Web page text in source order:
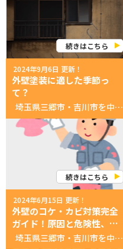
続きはこちら
2024年9月6日 更新！
外壁塗装に適した季節っ
て？
埼玉県三郷市・吉川市を中心に活動中！ 創業３０年 塗装に没頭する会社！ 外壁屋根塗装 専門店いのペン こんにちは、いのぺんです。 今回は、たまにご質問いただくことのある 「外壁塗装に適した季節ってありますか？」についてお答えします。 一般的に外壁塗装に最も適した季節は「春（3月～5月頃）」と「秋（9月～11月頃）」といわれています。 ※ただし、地域によって適した時期が異なることがあるため、地元の業者と相談のうえ工事時期を決めるがおススメです。 これらの季節は気温と湿度が適度で天候も安定しているため、塗装作業が順調に進みやすく、美しい仕上がりが期待できるためです。 もちろん、それ以外の季節（夏や冬）でも十分に外壁塗装は行えますので、下記の季節ごとのメリット・デメリットなどを参考に工事時期を計画していただければと思います。 春（3月～5月頃） メリット: 気温が安定している: 春は気温が10～20℃と安定しており、塗料の乾燥に適しています。 湿度が低い: 梅雨前の時期は湿度が低く、塗料が早く乾きやすいです。 天候が安定している: 晴天の日が多く、天候が安定しているため、塗装作業が順調に進みやすいです。 デメリット: 花粉: 花粉の飛散が多い時期であり、塗装面に花粉が付着する可能性があります。花粉が気になる場合は、花粉シーズンを避けることも考慮しましょう。 秋（9月～11月頃） メリット: 気温が適温: 秋は気温が15～25℃と、塗料の乾燥に最適な気温です。 湿度が低い: 夏の高湿度から解放され、湿度が低くなるため、塗料の乾燥がスムーズに進みます。 天候が安定している: 秋晴れの日が多く、天候が安定しているため、作業が順調に進みます。 デメリット: 台風: 9月は台風シーズンであり、突然の天候の変化があるため、台風の影響を受けることがあります。台風シーズンを避けるか、台風情報に注意してスケジュールを調整することが必要です。 夏（6月～8月頃） メリット: 乾燥が早い: 気温が高く、塗料の乾燥が早く進みます。 デメリット: 梅雨: 6月から7月初旬は梅雨の時期であり、連続した雨が降ることが多いため、塗装作業が中断されることが多いです。 猛暑: 8月は猛暑日が続き、作業員の体調管理が重要です。また、塗料が急速に乾燥しすぎてひび割れが起きることがあります。 冬（12月～2月頃） メリット: 乾燥している: 冬は空気が乾燥しているため、塗料が早く乾燥することがあります。 デメリット: 低温: 気温が10℃以下になると、塗料の乾燥が遅くなり、塗膜の形成が不十分になることがあります。 降雪: 雪が降ることは少ないですが、冬の寒さが影響して作業が中断されることがあります。 それぞれのデメリットについても、いのぺんでは細心の注意を払って作業いたしますので、どの季節の作業も安心してお任せください。 お気軽にお問合せしてねなのら！ お問い合わせ先 TEL: 0120-420-899 営業時間: 9:00〜18:00（月・日曜祝定休） あなたへのオススメ情報！ ▼最新のお得なチラシ▼ ▼無料！外壁・屋根診断▼ ▼無料！雨漏り診断▼ ▼最新！カラーシュミレーション▼ ▼地域最大ショールーム情報▼ https://inopen.jp/cms/wp-content/uploads/2024/02/08db111db98e6dee98204bd093a0b0bb.mp4 あなたへのオススメ記事 ▼【超必見】失敗しない！塗装業者の選び方！▼ ▼いのペン、プレオープンイベント！1日目！▼ ▼いのペンギャラリー｜いのペン漫画一覧▼ ▼いきなりインタビュー「20代現役塗装職人の実態」前編▼ ▼【新事実！】出来たばかりじゃない！創業30年の長～い歴史！▼ ▼いのペンSNSはコチラ▼ 公式SNS一覧
続きはこちら
2024年6月15日 更新！
外壁のコケ・カビ対策完全
ガイド！原因と危険性、効
果的な対策方法！
埼玉県三郷市・吉川市を中心に活動中！ 創業３０年 塗装に没頭する会社！ 外壁屋根塗装 専門店いのペン 今回のお話は『コケやカビの対策』なのら！ どうしたら コケ・カビを防げるのか…！！ 広報の小林さん はじまりはじまり～ 外壁のコケ・カビ対策完全ガイド 前回、前々回は コケやカビの原因や 危険性についてお話したのら 外壁のカビやコケの原因 明日誰かに話したくなる！外壁のカビやコケの原因！ 外壁のコケやカビの危険性 【注意！】外壁のコケやカビで健康被害！コケやカビを放置する危険性！ そのコケやカビの 対策方法ってあるのら？ 広報の小林さんもちろんあります！今回は 『コケやカビの対策方法』 を５つ話すよ！ 定期的な清掃 広報の小林さん１つ目は、定期的な清掃です！ 外壁を清掃する必要があるのら？ 広報の小林さんその通り！ 外壁を定期的に清掃することで、 コケやカビの発生を防げます！ 広報の小林さんまた、高圧洗浄機を使うと より効果的！ 広報の小林さんまた、外壁塗装を行う際は、 必ず高圧洗浄機で清掃を 行ってから塗装を行います！ 広報の小林さん清掃だけしたい！ という方も一度 『いのペン』へご相談ください！ 防カビ・防藻塗料の使用 広報の小林さん２つ目は、防カビ・防藻塗料の使用です！ コケやカビが発生しにくく なる塗料があるのら？！ 広報の小林さんあるんです！ 防カビ・防藻効果のある塗料を 使用することで、コケやカビの 発生を長期間防ぐことができます。 定期的な塗り替えも重要なのら～！ 通気性の確保 広報の小林さん３つ目は、通気性の確保です！ 風通しを良くすればいいのら？ 広報の小林さんそういうことです！ 建物の通気性を良くすることで、 湿気がこもりにくくなります。 広報の小林さん湿気を抑えることで、 コケやカビの発生を抑えられます！ 広報の小林さん特に換気口や通気口の設置は有効です！ 広報の小林さん窓を開けて空気を入れ替えるのもgood！ 日当たりの改善 広報の小林さん４つ目は、日当たりの改善です！ お家は動かせないのに、 どうやって改善するのら？ 広報の小林さん自分たちでできるのは、 植木や障害物の整理です！ 広報の小林さん少し日当たりが変わるだけでも グッと変わります！ 広報の小林さんできる限りの対策をしましょう！ 防湿対策 広報の小林さん最後は、防湿対策です！ 湿気対策って、 換気以外にもできることがあるのら？ 広報の小林さんもちろんありますよ！ 外壁の防水処理や、 シーリングのメンテナンスを 定期的に行えば防湿対策になります！ 広報の小林さん最近のような雨が多い時期は 除湿器を使用するのも有りです！ いのペン君のまとめ 『コケ・カビの対策』のポイントは５つ！ ①定期的な清掃 ②防カビ・防藻塗料の使用 ③通気性の確保 ④日当たりの改善 ⑤防湿対策 以上なのら！外壁や屋根で 気になることがあったら お気軽にお問合せしてねなのら！ お問い合わせ先 TEL: 0120-420-899 営業時間: 9:00〜18:00（月・日曜祝定休） あなたへのオススメ情報！ ▼最新のお得なチラシ▼ ▼無料！外壁・屋根診断▼ ▼無料！雨漏り診断▼ ▼最新！カラーシュミレーション▼ ▼地域最大ショールーム情報▼ https://inopen.jp/cms/wp-content/uploads/2024/02/08db111db98e6dee98204bd093a0b0bb.mp4 あなたへのオススメ記事 ▼【超必見】失敗しない！塗装業者の選び方！▼ ▼いのペン、プレオープンイベント！1日目！▼ ▼いのペンギャラリー｜いのペン漫画一覧▼ ▼いきなりインタビュー「20代現役塗装職人の実態」前編▼ ▼【新事実！】出来たばかりじゃない！創業30年の長～い歴史！▼ ▼いのペンSNSはコチラ▼ 公式SNS一覧